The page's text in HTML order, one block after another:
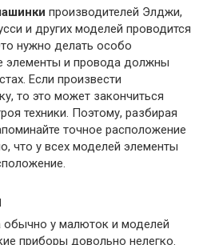
производителей Элджи,
и других моделей проводится
нужно делать особо
элементы и провода должны
Если произвести
то это может закончиться
техники. Поэтому, разбирая
точное расположение
что у всех моделей элементы
обычно у малюток и моделей
приборы довольно нелегко.